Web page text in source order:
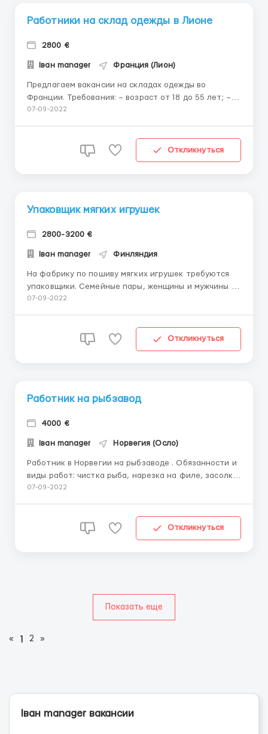
Работники на склад одежды в Лионе
2800 €
Іван manager Франция (Лион)
Предлагаем вакансии на складах одежды во
Франции. Требования: – возраст от 18 до 55 лет; –
знание французского языка не требуется.
возвратов. График работы по 8-...
07-09-2022
Откликнуться
Упаковщик мягких игрушек
2800-3200 €
Іван manager Финляндия
На фабрику по пошиву мягких игрушек требуются
упаковщики. Семейные пары, женщины и мужчины до
55 лет, не имеющие аллергии, в хорошей
07-09-2022
Откликнуться
Работник на рыбзавод
4000 €
Іван manager Норвегия (Осло)
Работник в Норвегии на рыбзаводе . Обязанности и
виды работ: чистка рыба, нарезка на филе, засолка,
фасовка, упаковка., Требования: - М Ж Сем.пары
оплачиваются отдельно. -Проживание и питание за
07-09-2022
Откликнуться
Показать еще
« 2 »
Іван manager вакансии